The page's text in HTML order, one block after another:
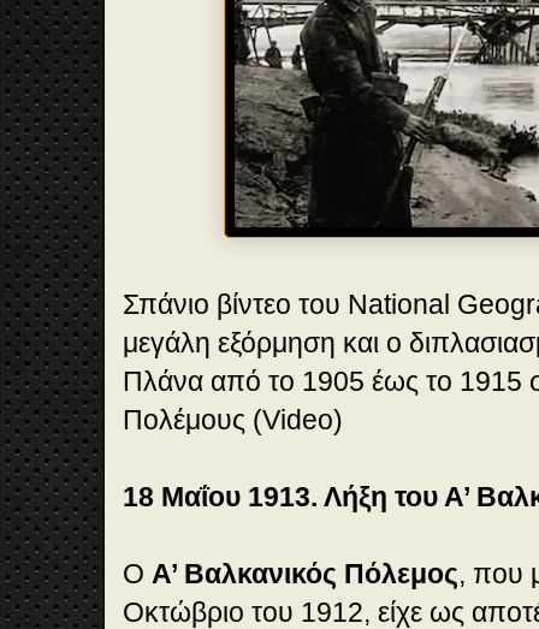
Σπάνιο βίντεο του National
μεγάλη εξόρμηση και ο
Πλάνα από το 1905 έως το 1915
Πολέμους (Video)
18 Μαΐου 1913. Λήξη του Α’
Ο Α’ Βαλκανικός Πόλεμος, που
Οκτώβριο του 1912, είχε ως